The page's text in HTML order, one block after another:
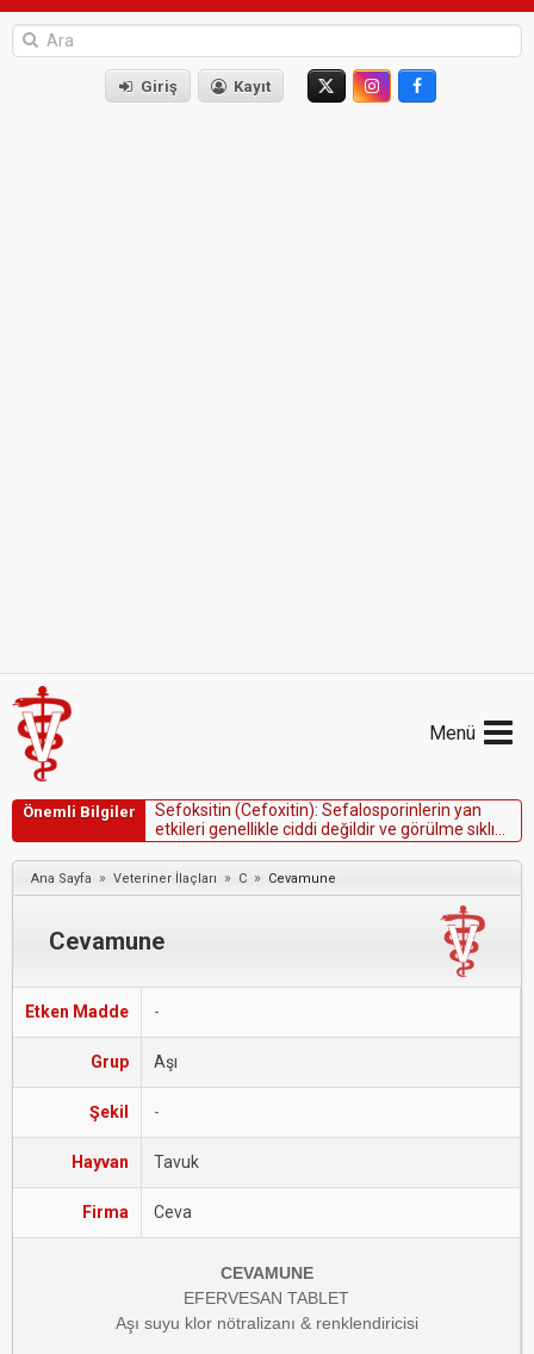
Giriş Kayıt
Menü
Önemli Bilgiler Sefoksitin (Cefoxitin): Sefa osporin erin yan
etki eri gene ike ciddi deği dirve görü me sıkı
nispetendüşüktür.
Ana Sayfa » Veteriner İlaçları » C » Cevamune
Cevamune
Etken Madde -
Grup Aşı
Şekil -
Hayvan Tavuk
Firma Ceva
CEVAMUNE
EFERVESAN TABLET
Aşı suyu klor nötralizanı & renklendiricisi